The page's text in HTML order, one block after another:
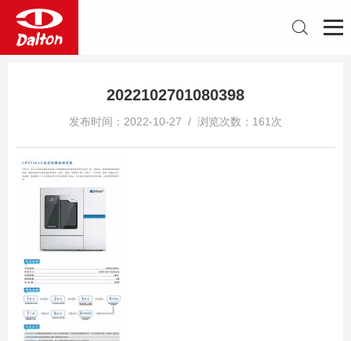
2022102701080398
发布时间：2022-10-27 / 浏览次数：161次